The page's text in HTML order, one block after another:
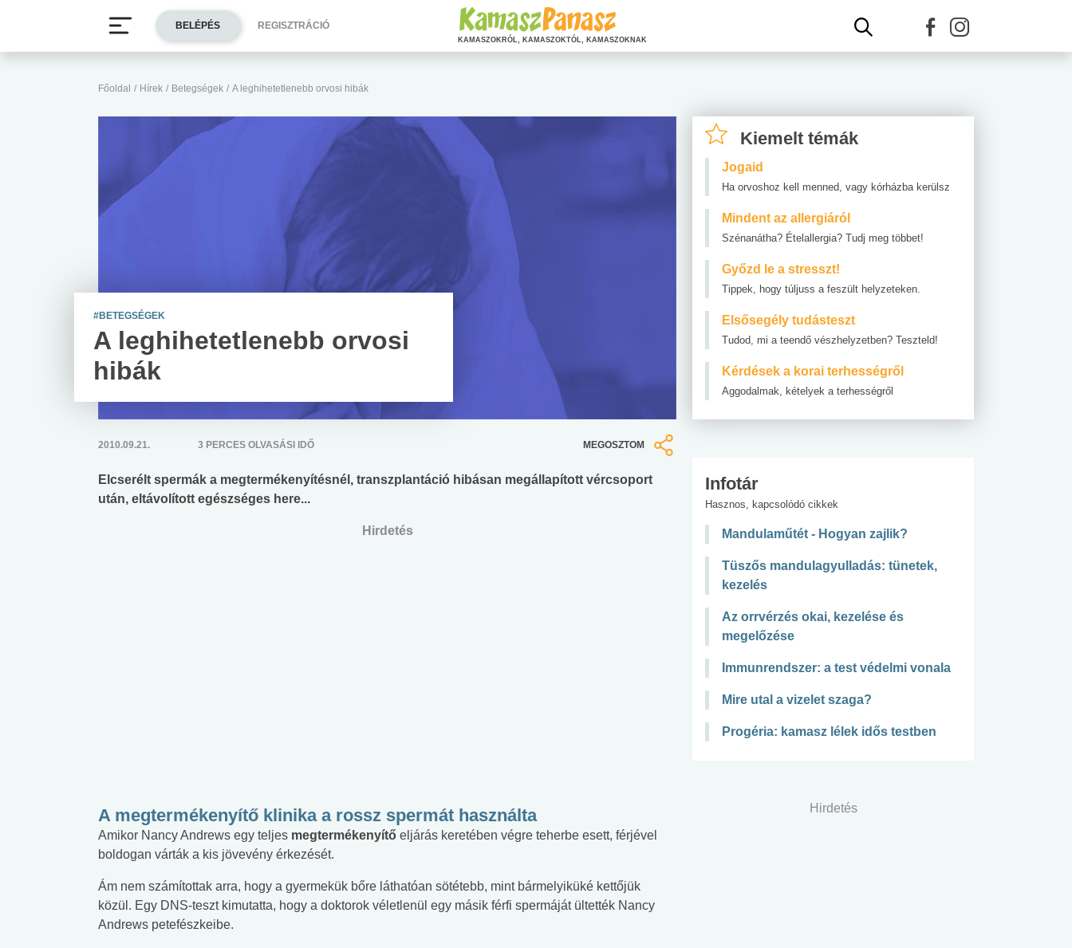
Főoldal / Hírek / Betegségek / A leghihetetlenebb orvosi hibák
#BETEGSÉGEK
A leghihetetlenebb orvosi
hibák
2010.09.21. 3 PERCES OLVASÁSI IDŐ MEGOSZTOM
Elcserélt spermák a megtermékenyítésnél, transzplantáció hibásan megállapított vércsoport
után, eltávolított egészséges here...
Hirdetés
A megtermékenyítő klinika a rossz spermát használta
Amikor Nancy Andrews egy teljes megtermékenyítő eljárás keretében végre teherbe esett, férjével
boldogan várták a kis jövevény érkezését.
Ám nem számítottak arra, hogy a gyermekük bőre láthatóan sötétebb, mint bármelyiküké kettőjük
közül. Egy DNS-teszt kimutatta, hogy a doktorok véletlenül egy másik férfi spermáját ültették Nancy
Andrews petefészkeibe.
Kiemelt témák
Jogaid
Ha orvoshoz kell menned, vagy kórházba kerülsz
Mindent az allergiáról
Szénanátha? Ételallergia? Tudj meg többet!
Győzd le a stresszt!
Tippek, hogy túljuss a feszült helyzeteken.
Elsősegély tudásteszt
Tudod, mi a teendő vészhelyzetben? Teszteld!
Kérdések a korai terhességről
Aggodalmak, kételyek a terhességről
Infotár
Hasznos, kapcsolódó cikkek
Mandulaműtét - Hogyan zajlik?
Tüszős mandulagyulladás: tünetek,
kezelés
Az orrvérzés okai, kezelése és
megelőzése
Immunrendszer: a test védelmi vonala
Mire utal a vizelet szaga?
Progéria: kamasz lélek idős testben
Hirdetés
BELÉPÉS REGISZTRÁCIÓ
KAMASZOKRÓL, KAMASZOKTÓL, KAMASZOKNAK